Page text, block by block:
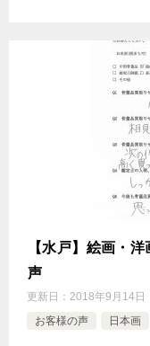
【水戸】絵画・
声
更新日： 2018年9月14日
お客様の声
日本画